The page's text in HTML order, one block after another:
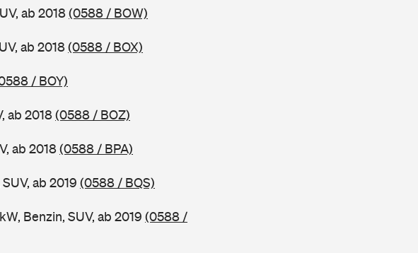
ab 2018(0588 / BOW)
ab 2018(0588 / BOX)
/ BOY)
ab 2018(0588 / BOZ)
ab 2018(0588 / BPA)
ab 2019 (0588 / BQS)
Benzin, SUV, ab 2019 (0588 /